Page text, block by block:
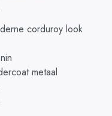
corduroy look
metaal